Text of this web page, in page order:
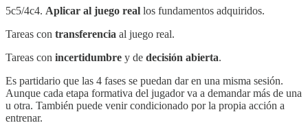
5c5/4c4. Aplicar al juego real los fundamentos adquiridos.
Tareas con transferencia al juego real.
Tareas con incertidumbre y de decisión abierta.
Es partidario que las 4 fases se puedan dar en una misma sesión.
Aunque cada etapa formativa del jugador va a demandar más de una
u otra. También puede venir condicionado por la propia acción a
entrenar.